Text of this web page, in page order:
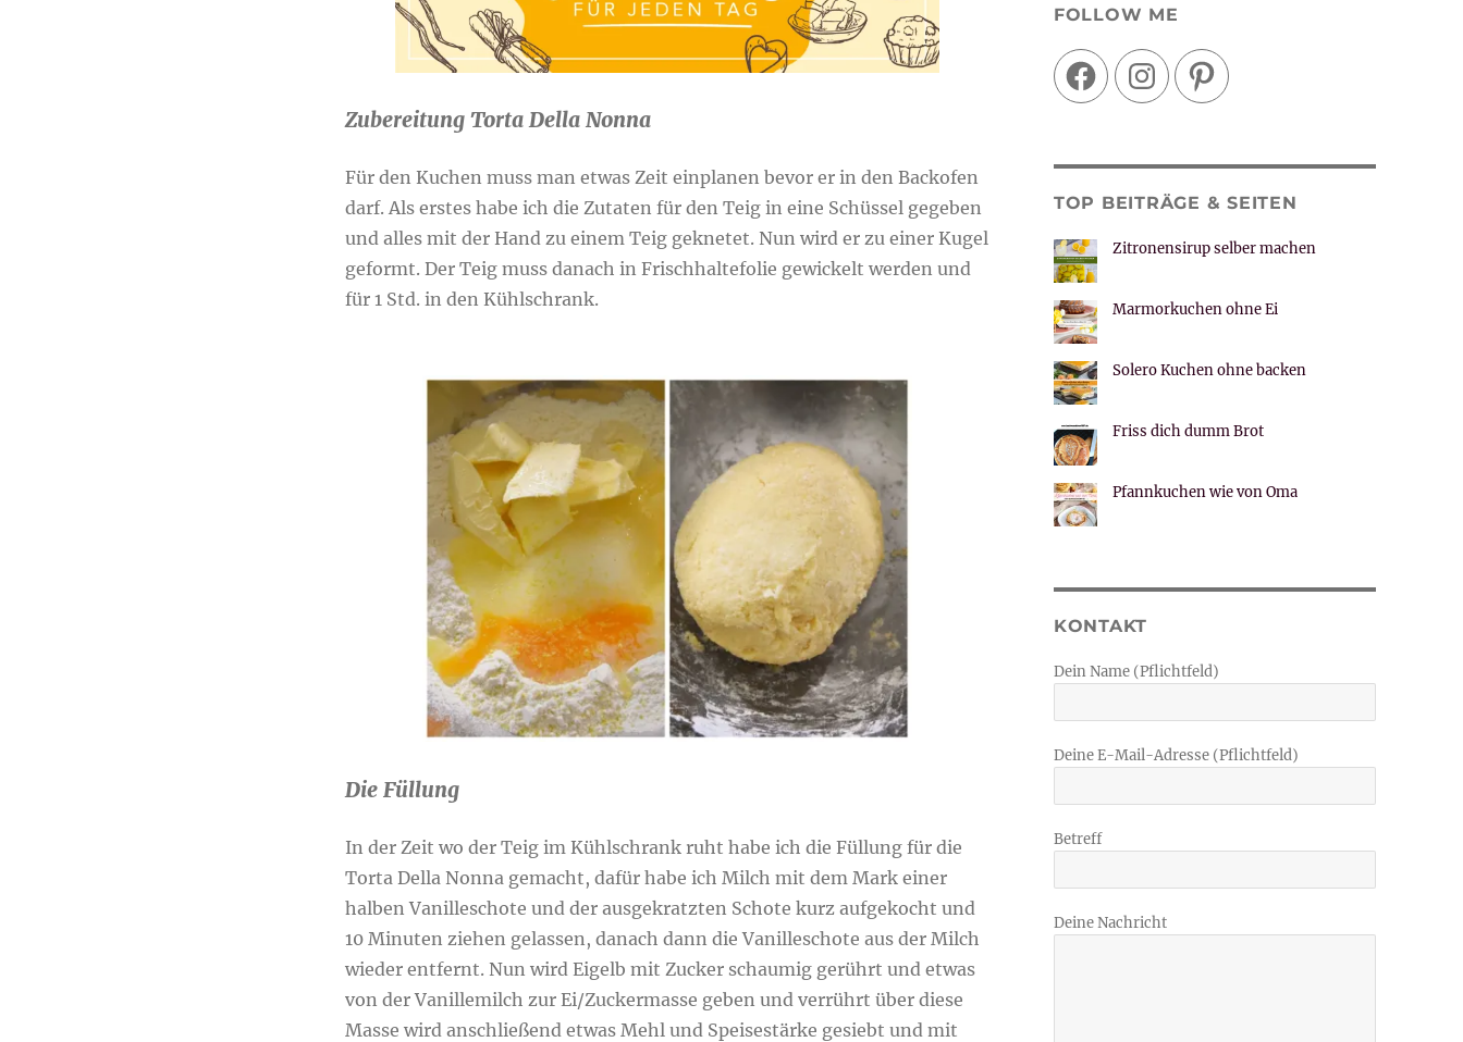
Zubereitung Torta Della Nonna
Für den Kuchen muss man etwas Zeit einplanen bevor er in den Backofen
darf. Als erstes habe ich die Zutaten für den Teig in eine Schüssel gegeben
und alles mit der Hand zu einem Teig geknetet. Nun wird er zu einer Kugel
geformt. Der Teig muss danach in Frischhaltefolie gewickelt werden und
für 1 Std. in den Kühlschrank.
Die Füllung
In der Zeit wo der Teig im Kühlschrank ruht habe ich die Füllung für die
Torta Della Nonna gemacht, dafür habe ich Milch mit dem Mark einer
halben Vanilleschote und der ausgekratzten Schote kurz aufgekocht und
10 Minuten ziehen gelassen, danach dann die Vanilleschote aus der Milch
wieder entfernt. Nun wird Eigelb mit Zucker schaumig gerührt und etwas
von der Vanillemilch zur Ei/Zuckermasse geben und verrührt über diese
Masse wird anschließend etwas Mehl und Speisestärke gesiebt und mit
FOLLOW ME
FacebookInstagramPinterest
TOP BEITRÄGE & SEITEN
Zitronensirup selber machen
Marmorkuchen ohne Ei
Solero Kuchen ohne backen
Friss dich dumm Brot
Pfannkuchen wie von Oma
KONTAKT
Dein Name (Pflichtfeld)
Deine E-Mail-Adresse (Pflichtfeld)
Betreff
Deine Nachricht